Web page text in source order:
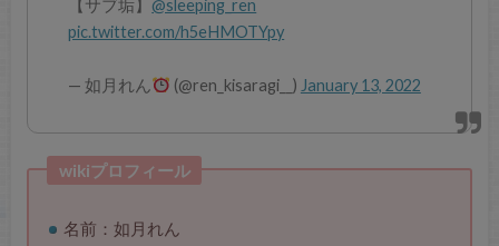
【サブ垢】 @sleeping_ren
pic.twitter.com/h5eHMOTYpy
— 如月れん (@ren_kisaragi__) January 13, 2022
wikiプロフィール
名前：如月れん